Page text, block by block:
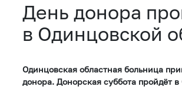
День донора
в Одинцовской
Одинцовская областная больница
донора. Донорская суббота пройдёт